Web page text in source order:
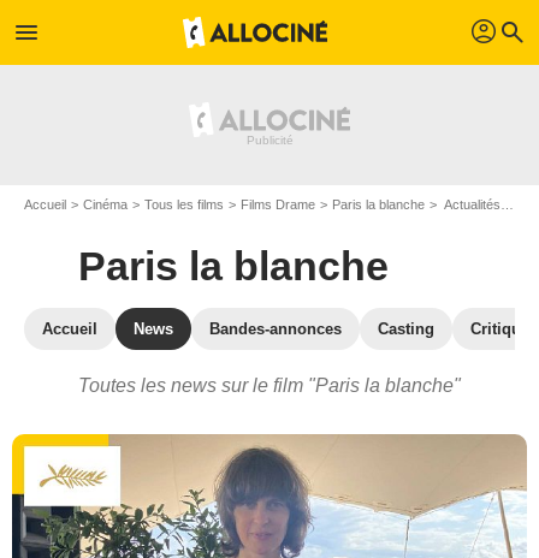
menu profil search
Accueil Cinéma Tous les films Films Drame Paris la blanche Actualités Paris la blanche
Paris la blanche
Accueil News Bandes-annonces Casting
Toutes les news sur le film "Paris la blanche"